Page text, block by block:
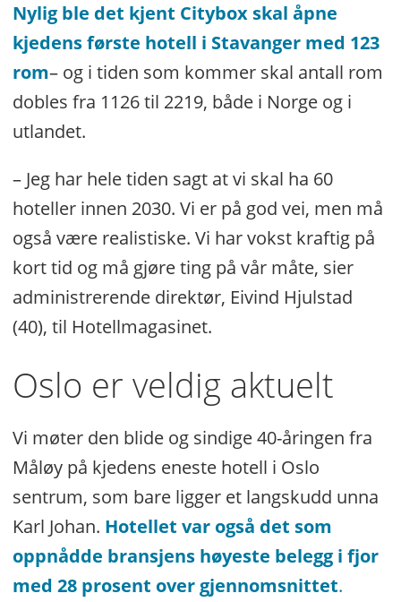
Nylig ble det kjent Citybox skal åpne
kjedens første hotell i Stavanger med 123
rom– og i tiden som kommer skal antall rom
dobles fra 1126 til 2219, både i Norge og i
utlandet.
– Jeg har hele tiden sagt at vi skal ha 60
hoteller innen 2030. Vi er på god vei, men må
også være realistiske. Vi har vokst kraftig på
kort tid og må gjøre ting på vår måte, sier
administrerende direktør, Eivind Hjulstad
(40), til Hotellmagasinet.
Oslo er veldig aktuelt
Vi møter den blide og sindige 40-åringen fra
Måløy på kjedens eneste hotell i Oslo
sentrum, som bare ligger et langskudd unna
Karl Johan. Hotellet var også det som
oppnådde bransjens høyeste belegg i fjor
med 28 prosent over gjennomsnittet.